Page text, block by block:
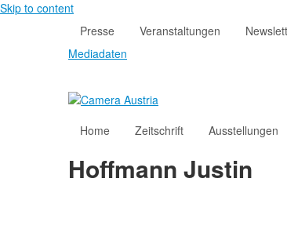
Skip to content
Presse
Veranstaltungen
Mediadaten
Home Zeitschrift Ausstellungen
Hoffmann Justin